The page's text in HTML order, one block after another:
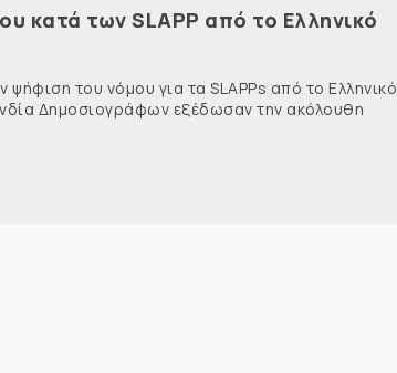
κατά των SLAPP από το Ελληνικό
ψήφιση του νόμου για τα SLAPPs από το Ελληνικό
Δημοσιογράφων εξέδωσαν την ακόλουθη